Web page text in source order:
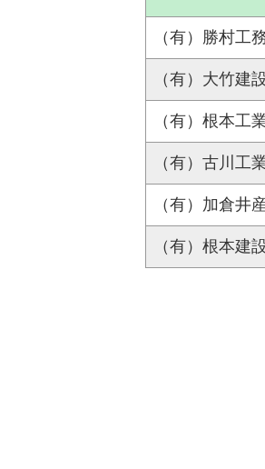
（有）勝村工
（有）大竹建
（有）根本工
（有）古川工
（有）加倉井
（有）根本建